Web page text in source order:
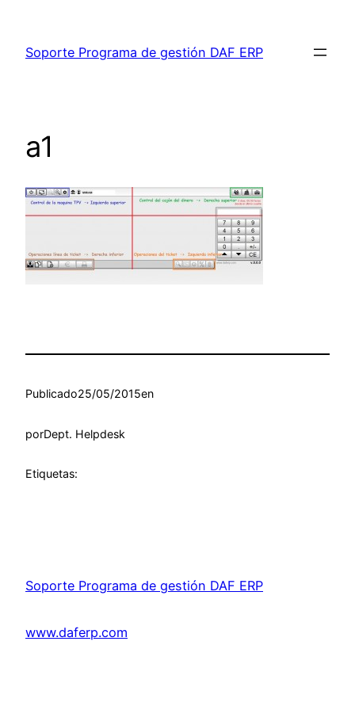
contenido
Soporte Programa de gestión DAF ERP
a1
Publicado25/05/2015en
porDept. Helpdesk
Etiquetas:
Soporte Programa de gestión DAF ERP
www.daferp.com